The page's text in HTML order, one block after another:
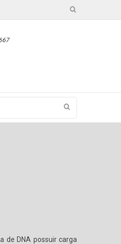
de DNA possuir carga